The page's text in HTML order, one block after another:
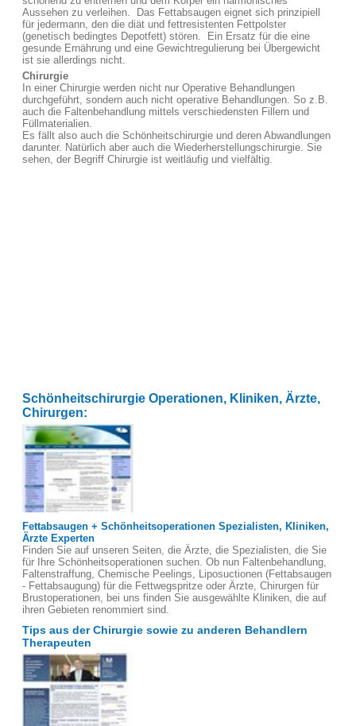
Aussehen zu verleihen. Das Fettabsaugen eignet sich prinzipiell
für jedermann, den die diät und fettresistenten Fettpolster
(genetisch bedingtes Depotfett) stören. Ein Ersatz für die eine
gesunde Ernährung und eine Gewichtregulierung bei Übergewicht
ist sie allerdings nicht.
Chirurgie
In einer Chirurgie werden nicht nur Operative Behandlungen
durchgeführt, sondern auch nicht operative Behandlungen. So z.B.
auch die Faltenbehandlung mittels verschiedensten Fillern und
Füllmaterialien.
Es fällt also auch die Schönheitschirurgie und deren Abwandlungen
darunter. Natürlich aber auch die Wiederherstellungschirurgie. Sie
sehen, der Begriff Chirurgie ist weitläufig und vielfältig.
Schönheitschirurgie Operationen, Kliniken, Ärzte,
Chirurgen:
Fettabsaugen + Schönheitsoperationen Spezialisten, Kliniken,
Ärzte Experten
Finden Sie auf unseren Seiten, die Ärzte, die Spezialisten, die Sie
für Ihre Schönheitsoperationen suchen. Ob nun Faltenbehandlung,
Faltenstraffung, Chemische Peelings, Liposuctionen (Fettabsaugen
- Fettabsaugung) für die Fettwegspritze oder Ärzte, Chirurgen für
Brustoperationen, bei uns finden Sie ausgewählte Kliniken, die auf
ihren Gebieten renommiert sind.
Tips aus der Chirurgie sowie zu anderen Behandlern
Therapeuten